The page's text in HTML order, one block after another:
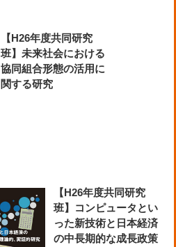
【H26年度共同研究
班】未来社会における
協同組合形態の活用に
関する研究
【H26年度共同研究
班】コンピュータとい
った新技術と日本経済
の中長期的な成長政策